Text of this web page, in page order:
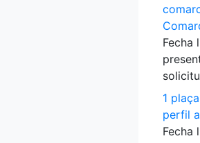
Fecha
1
perfil
Fecha